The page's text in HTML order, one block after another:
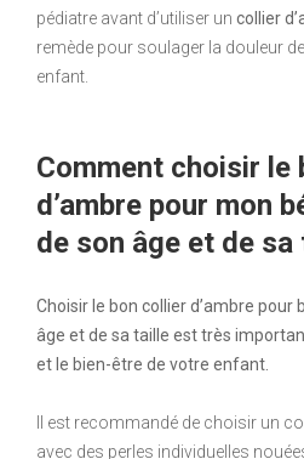
pédiatre avant d’utiliser un collier
remède pour soulager la douleur
enfant.
Comment choisir le
d’ambre pour mon
de son âge et de sa
Choisir le bon collier d’ambre pour
âge et de sa taille est très
et le bien-être de votre enfant.
Il est recommandé de choisir un
avec des perles individuelles